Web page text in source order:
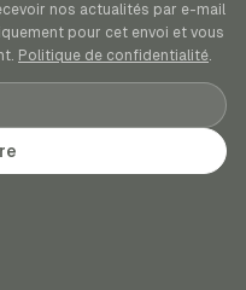
nos actualités par e-mail
pour cet envoi et vous
Politique de confidentialité.